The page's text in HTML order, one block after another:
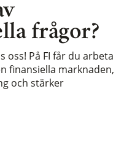
frågor?
oss! På FI får du arbeta
finansiella marknaden,
och stärker